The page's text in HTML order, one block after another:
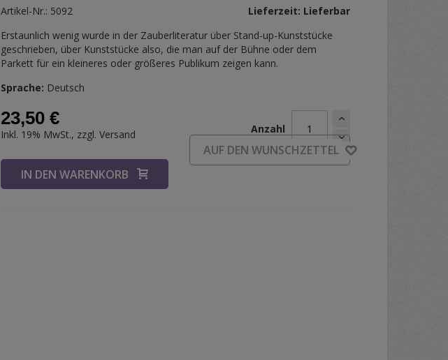
Artikel-Nr.: 5092
Lieferzeit: Lieferbar
Erstaunlich wenig wurde in der Zauberliteratur über Stand-up-Kunststücke
geschrieben, über Kunststücke also, die man auf der Bühne oder dem
Parkett für ein kleineres oder größeres Publikum zeigen kann.
Sprache: Deutsch
23,50 €
Inkl. 19% MwSt., zzgl.Versand Anzahl
IN DEN WARENKORB
AUF DEN WUNSCHZETTEL